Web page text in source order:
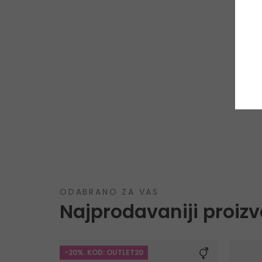
ODABRANO ZA VAS
Najprodavaniji
-20%. KOD: OUTLET20